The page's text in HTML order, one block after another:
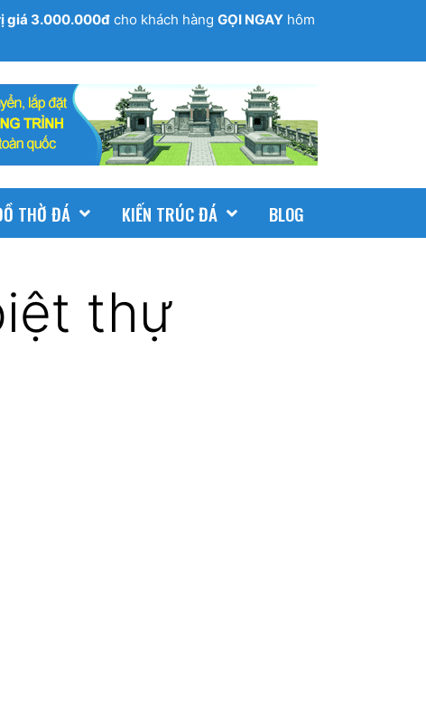
giá 3.000.000đcho khách hàng GỌI NGAYhôm
THỜ ĐÁ KIẾN TRÚC ĐÁ BLOG
thự